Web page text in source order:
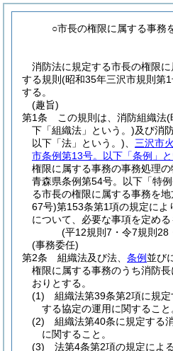
○市長の権限に属する事務
消防法に規定する市長の権限
する規則(昭和35年三沢市規則第
する。
(趣旨)
第1条
この規則は、消防組織法(
下「組織法」という。)及び消
以下「法」という。)
三沢市
市条例第13号。以下「条例」
権限に属する事務の事務処理
青森県条例第54号。以下「特
る市長の権限に属する事務を
67号)第153条第1項の規定によ
について、必要な事項を定める
(平12規則7・令7規則28
(事務委任)
第2条
組織法及び法、 条例 並び
権限に属する事務のうち消防
おりとする。
(1)
組織法第39条第2項に規
する協定の運用に関すること
(2)
組織法第40条に規定する
に関すること。
(3)
法第4条第2項の規定によ